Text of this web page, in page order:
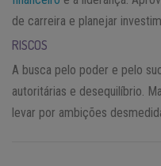
de carreira e planejar
RISCOS
A busca pelo poder e pelo
autoritárias e desequilíbrio.
levar por ambições